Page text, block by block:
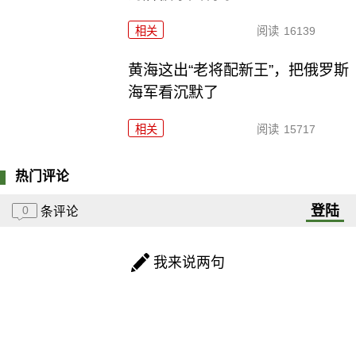
相关 阅读 16139
黄海这出“老将配新王”，把俄罗斯
海军看沉默了
相关 阅读 15717
热门评论
0 条评论 登陆
我来说两句